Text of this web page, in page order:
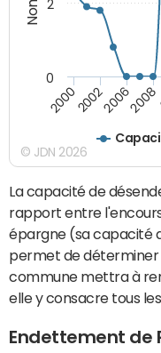
2000200220062008
0
2
© JDN 2026
La capacité de
rapport entre
épargne (sa capacité
permet de déterminer
commune mettra à
elle y consacre tous
Endettement de